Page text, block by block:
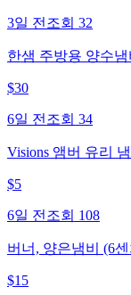
3일 전 조회 32
한샘 주방용 양수냄
$30
6일 전 조회 34
Visions 앰버 유리
$5
6일 전 조회 108
버너, 양은냄비 (6
$15